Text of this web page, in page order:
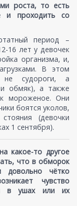
роста, то есть
и проходить со
период –
16 лет у девочек
организма, и,
В этом
не судороги, а
обмяк), а также
мороженое. Они
боятся уколов,
(девочки
1 сентября).
какое-то другое
что в обморок
довольно чётко
чувство
в ушах или их